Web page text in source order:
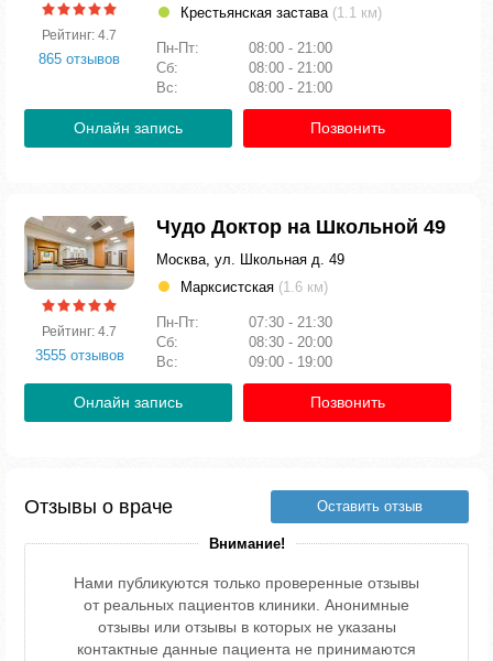
Рейтинг: 4.7
865 отзывов
Крестьянская застава (1.1 км)
Пн-Пт:
08:00 - 21:00
Сб:
08:00 - 21:00
Вс:
08:00 - 21:00
Онлайн запись Позвонить
Рейтинг: 4.7
3555 отзывов
Чудо Доктор на Школьной 49
Москва, ул. Школьная д. 49
Марксистская (1.6 км)
Пн-Пт:
07:30 - 21:30
Сб:
08:30 - 20:00
Вс:
09:00 - 19:00
Онлайн запись Позвонить
Отзывы о враче Оставить отзыв
Внимание!
Нами публикуются только проверенные отзывы
от реальных пациентов клиники. Анонимные
отзывы или отзывы в которых не указаны
контактные данные пациента не принимаются